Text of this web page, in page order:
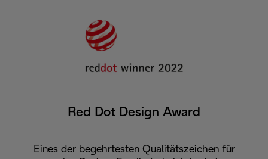
Red Dot Design Award
Eines der begehrtesten Qualitätszeichen für